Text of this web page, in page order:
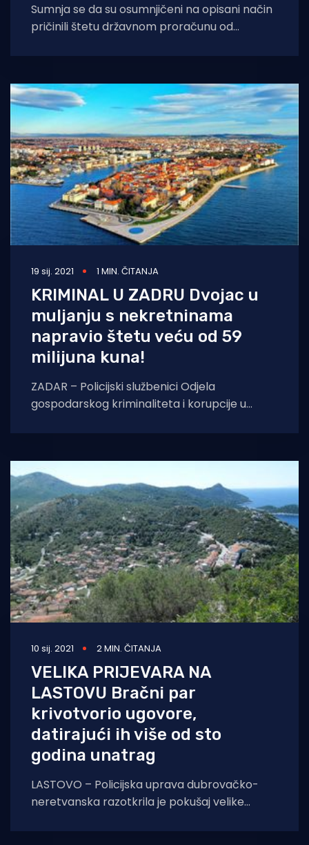
Sumnja se da su osumnjičeni na opisani način
pričinili štetu državnom proračunu od
Policijskog
19 sij. 2021 1 MIN. ČITANJA
KRIMINAL U ZADRU Dvojac u
muljanju s nekretninama
napravio štetu veću od 59
milijuna kuna!
ZADAR – Policijski službenici Odjela
gospodarskog kriminaliteta i korupcije u
kriminalističko istraživanje nad 60-
10 sij. 2021 2 MIN. ČITANJA
VELIKA PRIJEVARA NA
LASTOVU Bračni par
krivotvorio ugovore,
datirajući ih više od sto
godina unatrag
LASTOVO – Policijska uprava dubrovačko-
neretvanska razotkrila je pokušaj velike
tjedna i izvijestili na